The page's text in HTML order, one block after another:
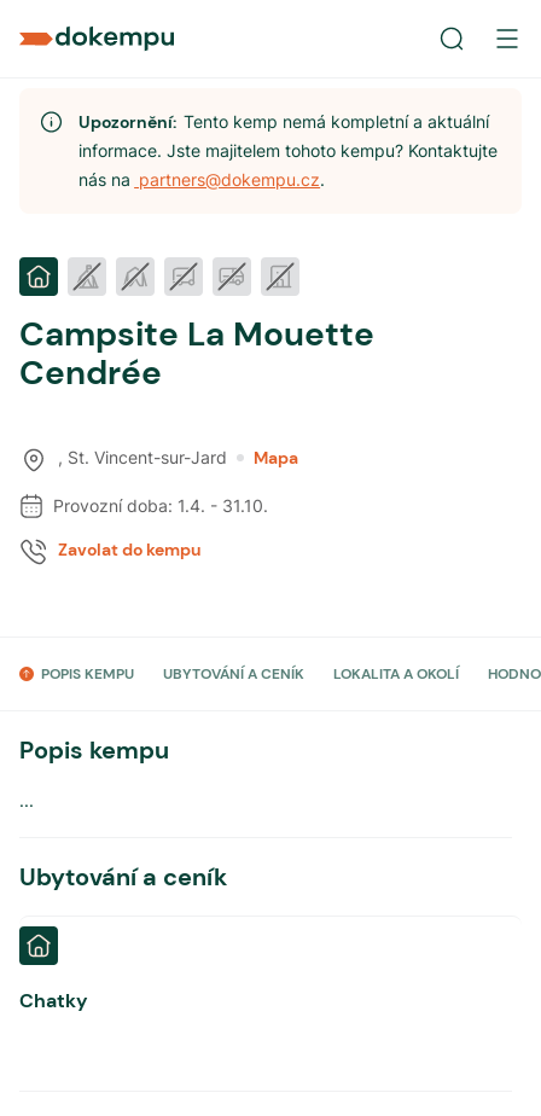
Upozornění:Tento kemp nemá kompletní a aktuální
informace. Jste majitelem tohoto kempu? Kontaktujte
nás na partners@dokempu.cz.
Campsite La Mouette
Cendrée
, St. Vincent-sur-Jard Mapa
Provozní doba: 1.4. - 31.10.
Zavolat do kempu
POPIS KEMPU UBYTOVÁNÍ A CENÍK LOKALITA A OKOLÍ
Popis kempu
...
Ubytování a ceník
Chatky